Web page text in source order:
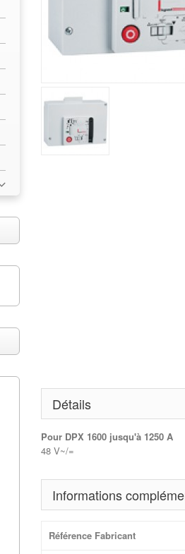
Détails
Pour DPX 1600 jusqu'à 1250 A
48 V~/=
Informations
Référence Fabricant